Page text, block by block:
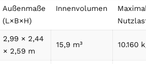
Außenmaße
(L×B×H)
Innenvolumen
2,99 × 2,44
× 2,59 m
15,9 m³ 10.160